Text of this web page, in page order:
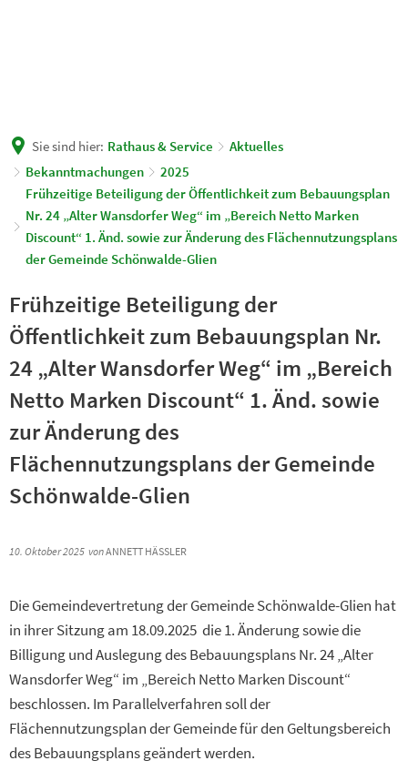
Sie sind hier: Rathaus & Service
Aktuelles
Bekanntmachungen
2025
Frühzeitige Beteiligung der Öffentlichkeit zum Bebauungsplan
Nr. 24 „Alter Wansdorfer Weg“ im „Bereich Netto Marken
Discount“ 1. Änd. sowie zur Änderung des Flächennutzungsplans
der Gemeinde Schönwalde-Glien
Frühzeitige Beteiligung der
Öffentlichkeit zum Bebauungsplan Nr.
24 „Alter Wansdorfer Weg“ im „Bereich
Netto Marken Discount“ 1. Änd. sowie
zur Änderung des
Flächennutzungsplans der Gemeinde
Schönwalde-Glien
10. Oktober 2025 vonANNETT HÄSSLER
Die Gemeindevertretung der Gemeinde Schönwalde-Glien hat
in ihrer Sitzung am 18.09.2025 die 1. Änderung sowie die
Billigung und Auslegung des Bebauungsplans Nr. 24 „Alter
Wansdorfer Weg“ im „Bereich Netto Marken Discount“
beschlossen. Im Parallelverfahren soll der
Flächennutzungsplan der Gemeinde für den Geltungsbereich
des Bebauungsplans geändert werden.